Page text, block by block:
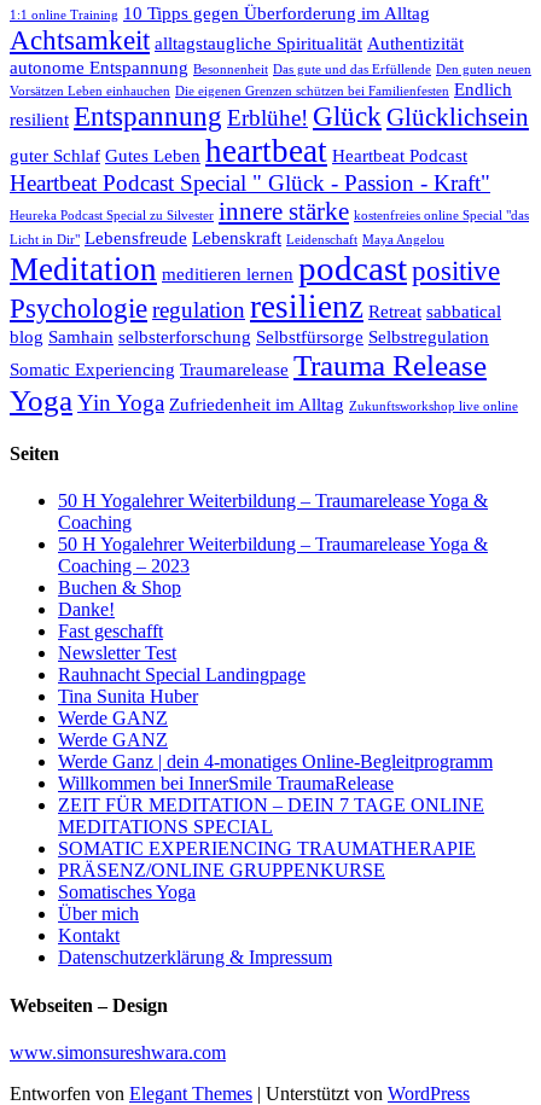
1:1 online Training 10 Tipps gegen Überforderung im Alltag
Achtsamkeit alltagstaugliche Spiritualität Authentizität
autonome Entspannung Besonnenheit Das gute und das Erfüllende Den guten neuen
Vorsätzen Leben einhauchen Die eigenen Grenzen schützen bei Familienfesten Endlich
resilient Entspannung Erblühe! Glück Glücklichsein
guter Schlaf Gutes Leben heartbeat Heartbeat Podcast
Heartbeat Podcast Special " Glück - Passion - Kraft"
Heureka Podcast Special zu Silvester innere stärke kostenfreies online Special "das
Licht in Dir" Lebensfreude Lebenskraft Leidenschaft Maya Angelou
Meditation meditieren lernen podcastpositive
Psychologieregulation resilienz Retreat sabbatical
blog Samhain selbsterforschung Selbstfürsorge Selbstregulation
Somatic Experiencing Traumarelease Trauma Release
Yoga Yin Yoga Zufriedenheit im Alltag Zukunftsworkshop live online
Seiten
50 H Yogalehrer Weiterbildung – Traumarelease Yoga &
Coaching
50 H Yogalehrer Weiterbildung – Traumarelease Yoga &
Coaching – 2023
Buchen & Shop
Danke!
Fast geschafft
Newsletter Test
Rauhnacht Special Landingpage
Tina Sunita Huber
Werde GANZ
Werde GANZ
Werde Ganz | dein 4-monatiges Online-Begleitprogramm
Willkommen bei InnerSmile TraumaRelease
ZEIT FÜR MEDITATION – DEIN 7 TAGE ONLINE
MEDITATIONS SPECIAL
SOMATIC EXPERIENCING TRAUMATHERAPIE
PRÄSENZ/ONLINE GRUPPENKURSE
Somatisches Yoga
Über mich
Kontakt
Datenschutzerklärung & Impressum
Webseiten – Design
www.simonsureshwara.com
Entworfen von Elegant Themes | Unterstützt von WordPress